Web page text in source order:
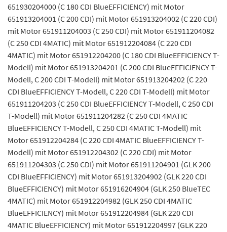
651930204000 (C 180 CDI BlueEFFICIENCY) mit Motor
651913204001 (C 200 CDI) mit Motor 651913204002 (C 220 CDI)
mit Motor 651911204003 (C 250 CDI) mit Motor 651911204082
(C 250 CDI 4MATIC) mit Motor 651912204084 (C 220 CDI
4MATIC) mit Motor 651912204200 (C 180 CDI BlueEFFICIENCY T-
Modell) mit Motor 651913204201 (C 200 CDI BlueEFFICIENCY T-
Modell, C 200 CDI T-Modell) mit Motor 651913204202 (C 220
CDI BlueEFFICIENCY T-Modell, C 220 CDI T-Modell) mit Motor
651911204203 (C 250 CDI BlueEFFICIENCY T-Modell, C 250 CDI
T-Modell) mit Motor 651911204282 (C 250 CDI 4MATIC
BlueEFFICIENCY T-Modell, C 250 CDI 4MATIC T-Modell) mit
Motor 651912204284 (C 220 CDI 4MATIC BlueEFFICIENCY T-
Modell) mit Motor 651912204302 (C 220 CDI) mit Motor
651911204303 (C 250 CDI) mit Motor 651911204901 (GLK 200
CDI BlueEFFICIENCY) mit Motor 651913204902 (GLK 220 CDI
BlueEFFICIENCY) mit Motor 651916204904 (GLK 250 BlueTEC
4MATIC) mit Motor 651912204982 (GLK 250 CDI 4MATIC
BlueEFFICIENCY) mit Motor 651912204984 (GLK 220 CDI
4MATIC BlueEFFICIENCY) mit Motor 651912204997 (GLK 220